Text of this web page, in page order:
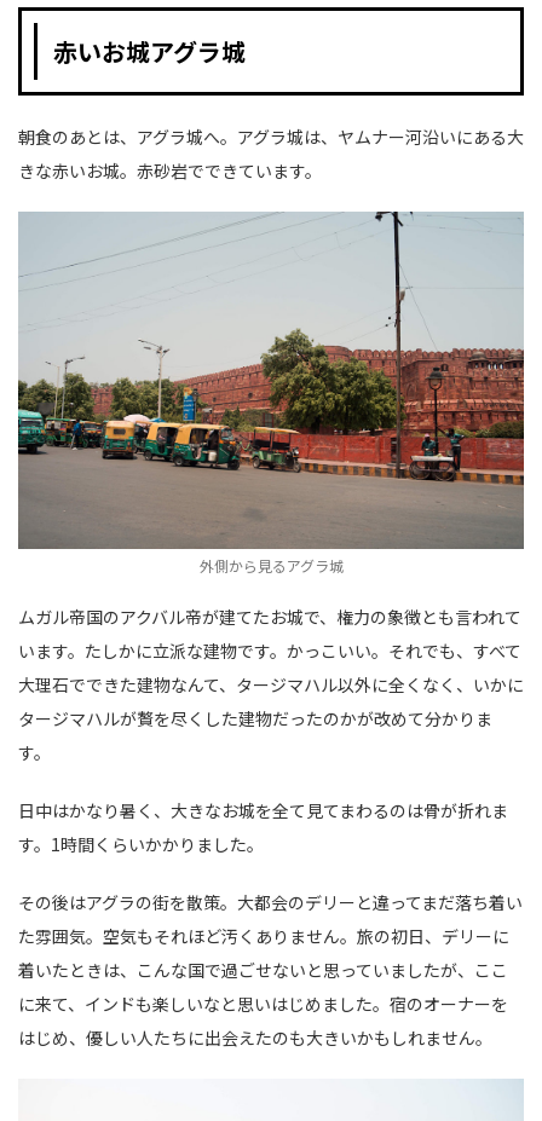
赤いお城アグラ城
朝食のあとは、アグラ城へ。アグラ城は、ヤムナー河沿いにある大
きな赤いお城。赤砂岩でできています。
外側から見るアグラ城
ムガル帝国のアクバル帝が建てたお城で、権力の象徴とも言われて
います。たしかに立派な建物です。かっこいい。それでも、すべて
大理石でできた建物なんて、タージマハル以外に全くなく、いかに
タージマハルが贅を尽くした建物だったのかが改めて分かりま
す。
日中はかなり暑く、大きなお城を全て見てまわるのは骨が折れま
す。1時間くらいかかりました。
その後はアグラの街を散策。大都会のデリーと違ってまだ落ち着い
た雰囲気。空気もそれほど汚くありません。旅の初日、デリーに
着いたときは、こんな国で過ごせないと思っていましたが、ここ
に来て、インドも楽しいなと思いはじめました。宿のオーナーを
はじめ、優しい人たちに出会えたのも大きいかもしれません。